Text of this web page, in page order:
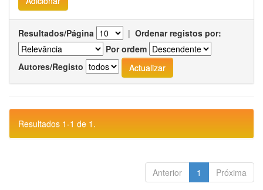
Resultados/Página | Ordenar registos por:
Por ordem
Autores/Registo
Resultados 1-1 de 1.
Anterior 1 Próxima